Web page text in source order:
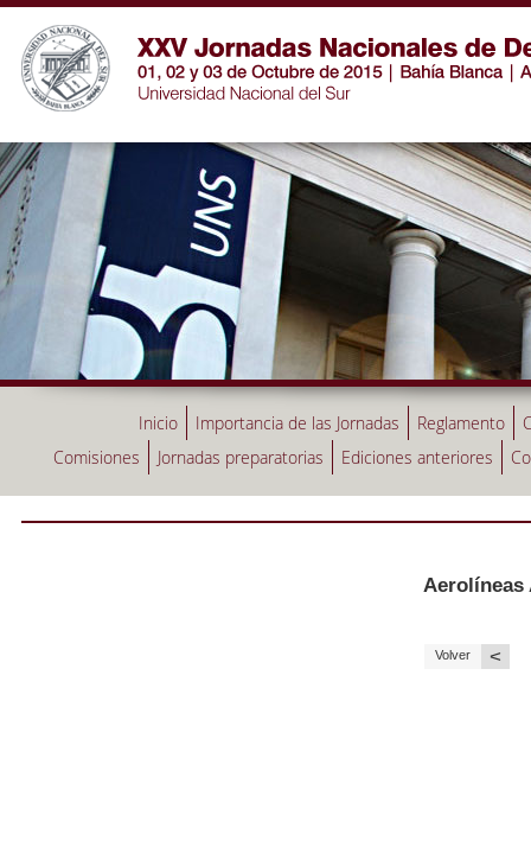
Inicio Importancia de las Jornadas Reglamento
Comisiones
Jornadas preparatorias Ediciones anteriores
Aerolíneas
Volver <